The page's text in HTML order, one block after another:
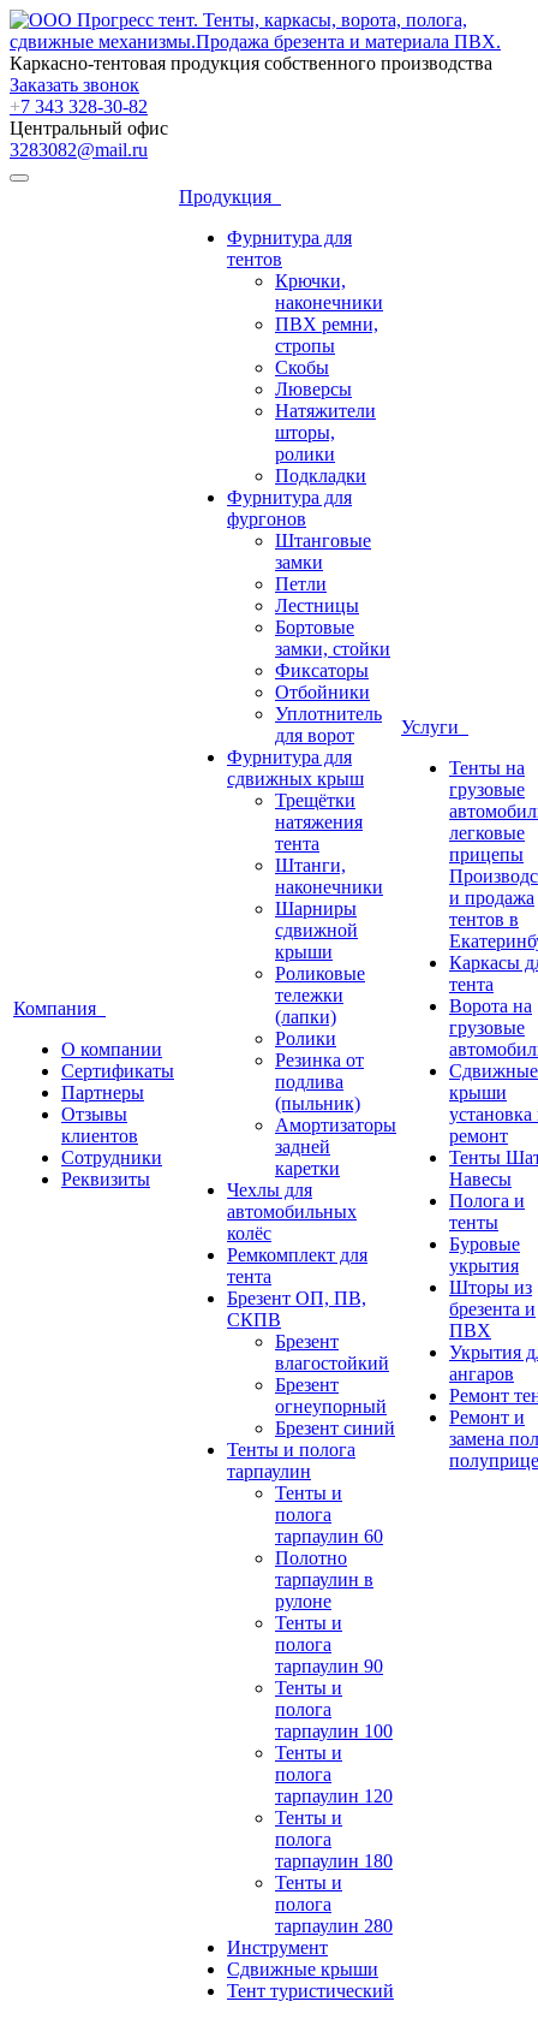
Каркасно-тентовая продукция собственного производства
Заказать звонок
+7 343 328-30-82
Центральный офис
3283082@mail.ru
Компания
О компании
Сертификаты
Партнеры
Отзывы
клиентов
Сотрудники
Реквизиты
Продукция
Фурнитура для
тентов
Крючки,
наконечники
ПВХ ремни,
стропы
Скобы
Люверсы
Натяжители
шторы,
ролики
Подкладки
Фурнитура для
фургонов
Штанговые
замки
Петли
Лестницы
Бортовые
замки, стойки
Фиксаторы
Отбойники
Уплотнитель
для ворот
Фурнитура для
сдвижных крыш
Трещётки
натяжения
тента
Штанги,
наконечники
Шарниры
сдвижной
крыши
Роликовые
тележки
(лапки)
Ролики
Резинка от
подлива
(пыльник)
Амортизаторы
задней
каретки
Чехлы для
автомобильных
колёс
Ремкомплект для
тента
Брезент ОП, ПВ,
СКПВ
Брезент
влагостойкий
Брезент
огнеупорный
Брезент синий
Тенты и полога
тарпаулин
Тенты и
полога
тарпаулин 60
Полотно
тарпаулин в
рулоне
Тенты и
полога
тарпаулин 90
Тенты и
полога
тарпаулин 100
Тенты и
полога
тарпаулин 120
Тенты и
полога
тарпаулин 180
Тенты и
полога
тарпаулин 280
Инструмент
Сдвижные крыши
Тент туристический
Услуги
Тенты на
грузовые
легковые
прицепы
и продажа
тентов в
Каркасы
тента
Ворота на
грузовые
Сдвижные
крыши
установка
ремонт
Тенты
Навесы
Полога и
тенты
Буровые
укрытия
Шторы из
брезента и
ПВХ
Укрытия
ангаров
Ремонт
Ремонт и
замена